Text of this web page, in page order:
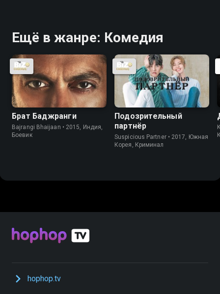
Ещё в жанре: Комедия
Брат Баджранги
Bajrangi Bhaijaan • 2015, Индия,
Боевик
Подозрительный
партнёр
Suspicious Partner • 2017, Южная
Корея, Криминал
hophop.tv